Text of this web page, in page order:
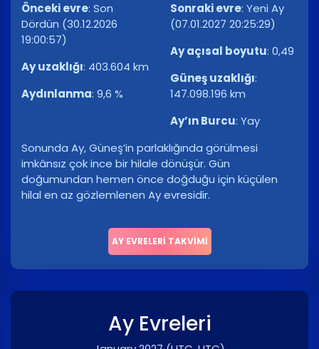
Önceki evre: Son
Dördün (30.12.2026
19:00:57)
Ay uzaklığı: 403.604 km
Aydınlanma: 9,6 %
Sonraki evre: Yeni Ay
(07.01.2027 20:25:29)
Ay açısal boyutu: 0,49
Güneş uzaklığı:
147.098.196 km
Ay’ın Burcu: Yay
Sonunda Ay, Güneş’in parlaklığında görülmesi
imkânsız çok ince bir hilale dönüşür. Gün
doğumundan hemen önce doğduğu için küçülen
hilal en az gözlemlenen Ay evresidir.
AY EVRELERI TAKVIMI
Ay Evreleri